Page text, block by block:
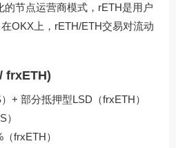
的节点运营商模式，rETH是用户
OKX上，rETH/ETH交易对流动
frxETH)
+ 部分抵押型LSD（frxETH）
）
（frxETH）